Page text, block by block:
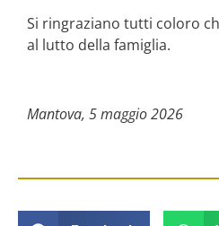
Si ringraziano tutti coloro
al lutto della famiglia.
Mantova, 5 maggio 2026